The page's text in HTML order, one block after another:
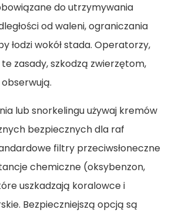
do utrzymywania
od waleni, ograniczania
łodzi wokół stada. Operatorzy,
zasady, szkodzą zwierzętom,
lub snorkelingu używaj kremów
bezpiecznych dla raf
filtry przeciwsłoneczne
chemiczne (oksybenzon,
uszkadzają koralowce i
Bezpieczniejszą opcją są